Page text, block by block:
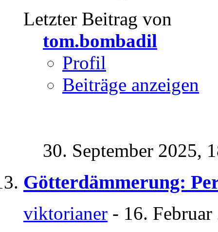
Letzter Beitrag von
tom.bombadil
Profil
Beiträge anzeigen
30. September 2025,
Götterdämmerung:
viktorianer - 16.